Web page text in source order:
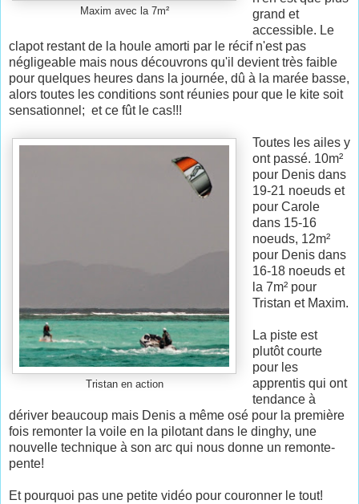
Maxim avec la 7m²
grand et
accessible. Le
clapot restant de la houle amorti par le récif n'est pas
négligeable mais nous découvrons qu'il devient très faible
pour quelques heures dans la journée, dû à la marée basse,
alors toutes les conditions sont réunies pour que le kite soit
sensationnel; et ce fût le cas!!!
Tristan en action
Toutes les ailes y
ont passé. 10m²
pour Denis dans
19-21 noeuds et
pour Carole
dans 15-16
noeuds, 12m²
pour Denis dans
16-18 noeuds et
la 7m² pour
Tristan et Maxim.
La piste est
plutôt courte
pour les
apprentis qui ont
tendance à
dériver beaucoup mais Denis a même osé pour la première
fois remonter la voile en la pilotant dans le dinghy, une
nouvelle technique à son arc qui nous donne un remonte-
pente!
Et pourquoi pas une petite vidéo pour couronner le tout!